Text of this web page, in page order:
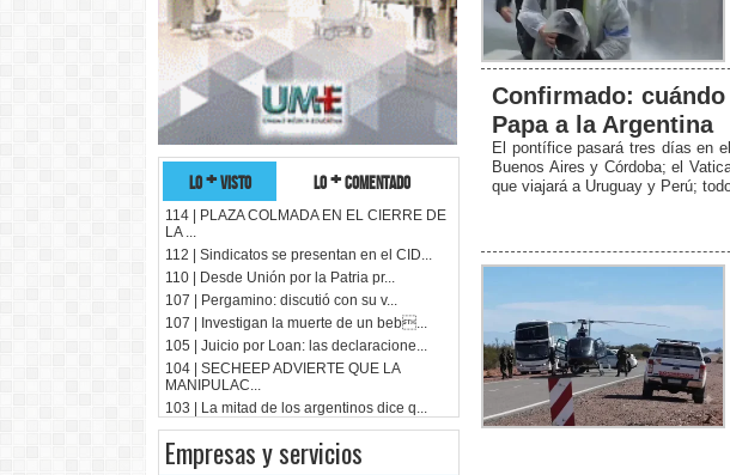
lo + visto lo + comentado
114 | PLAZA COLMADA EN EL CIERRE DE
LA ...
112 | Sindicatos se presentan en el CID...
110 | Desde Unión por la Patria pr...
107 | Pergamino: discutió con su v...
107 | Investigan la muerte de un beb...
105 | Juicio por Loan: las declaracione...
104 | SECHEEP ADVIERTE QUE LA
MANIPULAC...
103 | La mitad de los argentinos dice q...
Empresas y servicios
Confirmado:
Papa a la Argentina
El pontífice pasará tres días en
Buenos Aires y Córdoba; el
que viajará a Uruguay y Perú;